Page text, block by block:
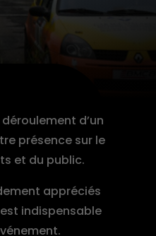
d’un
présence sur le
et du public.
appréciés
indispensable